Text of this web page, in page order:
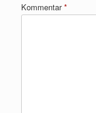
Kommentar*